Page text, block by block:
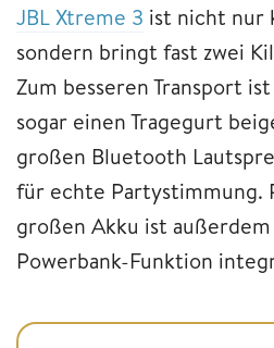
JBL Xtreme 3 ist nicht nur
sondern bringt fast zwei
Zum besseren Transport
sogar einen Tragegurt
großen Bluetooth
für echte Partystimmung.
großen Akku ist
Powerbank-Funktion